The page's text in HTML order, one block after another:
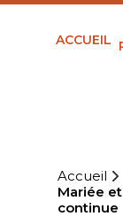
ACCUEIL
Accueil
Mariée
continue